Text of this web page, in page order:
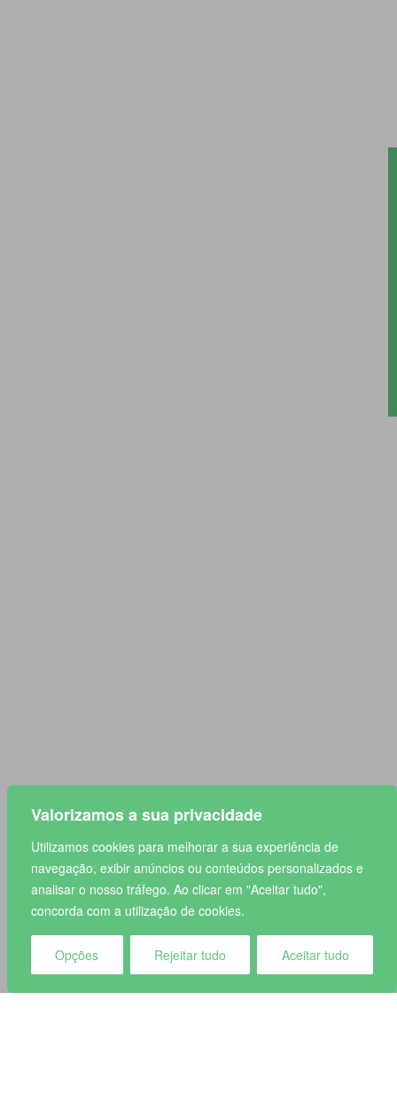
Valorizamos a sua privacidade
Utilizamos cookies para melhorar a sua experiência de
navegação, exibir anúncios ou conteúdos personalizados e
analisar o nosso tráfego. Ao clicar em "Aceitar tudo",
concorda com a utilização de cookies.
Opções Rejeitar tudo Aceitar tudo